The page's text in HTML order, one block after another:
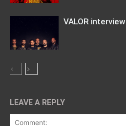
VALOR interview
LEAVE A REPLY